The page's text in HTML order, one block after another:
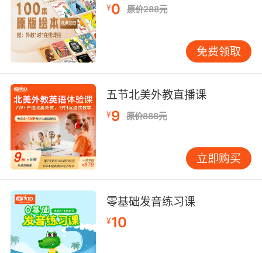
对于追求更高语言水平的学习者，掌握一些高级
表达和学术用语是必不可少的。在科学研究或专
业文章中，雾和雾霾可能被更精确地描述为
“aerosol particles”（气溶胶颗粒）或
“particulate matter”（颗粒物），这些术语能够
更准确地反映雾霾的物理和化学特性。此外，通
过使用形容词如“dense”（密集的）、“thick”（浓
厚的）、“hazy”（朦胧的）等，可以进一步细化
对雾和雾霾程度的描述。掌握这些高级表达，不
仅能够提升学习者的英语水平，还能为他们在未
来的学习和工作中提供有力的支持。
教学实践与应用
在VIPKID的教学实践中，我们注重将雾和雾霾的
描述融入日常对话和阅读材料中，让学生在实际
语境中学习和运用这些词汇。例如，通过模拟天
¥0 原价288元
免费领取
五节北美外教直播课
¥9 原价888元
立即购买
零基础发音练习课
¥10